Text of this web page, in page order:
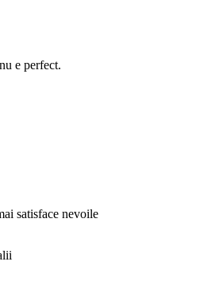
e perfect.
satisface nevoile